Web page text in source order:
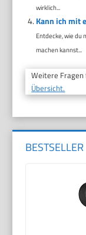
wirklich...
Kann ich mit
Entdecke, wie
machen kannst...
Weitere
Übersicht.
BESTSELLER